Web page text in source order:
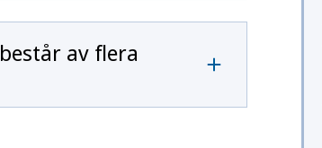
av flera